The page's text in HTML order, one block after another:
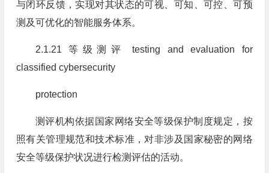
与闭环反馈，实现对其状态的可视、可知、可控、可预
测及可优化的智能服务体系。
2.1.21 等级测评 testing and evaluation for
classified cybersecurity
protection
测评机构依据国家网络安全等级保护制度规定，按
照有关管理规范和技术标准，对非涉及国家秘密的网络
安全等级保护状况进行检测评估的活动。